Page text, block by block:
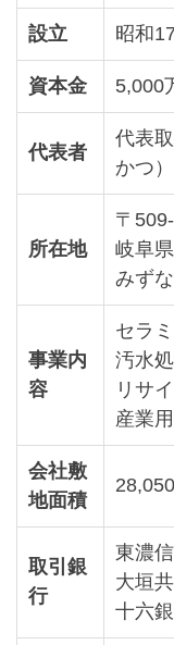
設立 昭和
資本金 5,000
代表者
代表
かつ）
所在地
〒
岐阜
みず
事業内
容
セラ
汚水
リサ
産業
会社敷
地面積
取引銀
行
東濃
大垣
十六